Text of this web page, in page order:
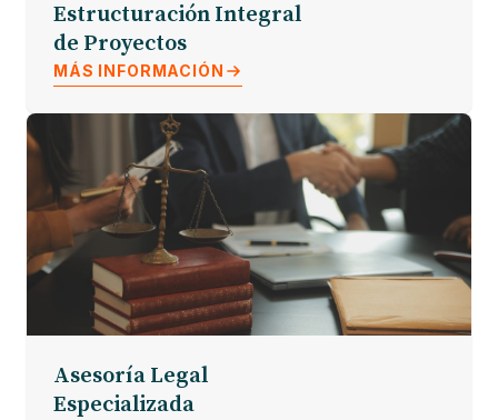
Estructuración Integral
de Proyectos
MÁS INFORMACIÓN
Asesoría Legal
Especializada